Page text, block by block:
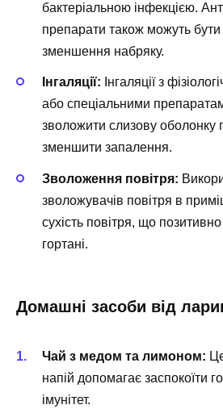
бактеріальною інфекцією.
препарати також можуть
зменшення набряку.
Інгаляції: Інгаляції з
або спеціальними
зволожити слизову оболонку
зменшити запалення.
Зволоження повітря:
зволожувачів повітря в
сухість повітря, що
гортані.
Домашні засоби від
Чай з медом та лимоном:
напій допомагає заспокоїти
імунітет.